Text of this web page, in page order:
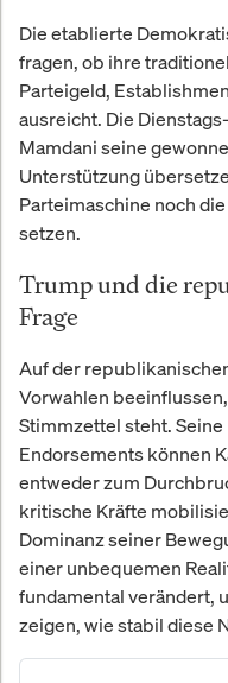
Die etablierte
fragen, ob ihre
Parteigeld,
ausreicht. Die
Mamdani seine
Unterstützung
Parteimaschine noch
setzen.
Trump und die
Frage
Auf der
Vorwahlen
Stimmzettel steht.
Endorsements können
entweder zum
kritische Kräfte
Dominanz seiner
einer unbequemen
fundamental verändert,
zeigen, wie stabil diese